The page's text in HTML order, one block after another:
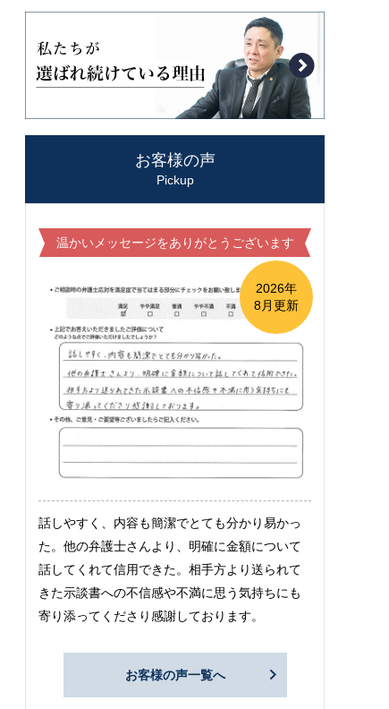
お客様の声
Pickup
温かいメッセージをありがとうございます
2026年
8月更新
話しやすく、内容も簡潔でとても分かり易かっ
た。他の弁護士さんより、明確に金額について
話してくれて信用できた。相手方より送られて
きた示談書への不信感や不満に思う気持ちにも
寄り添ってくださり感謝しております。
お客様の声一覧へ